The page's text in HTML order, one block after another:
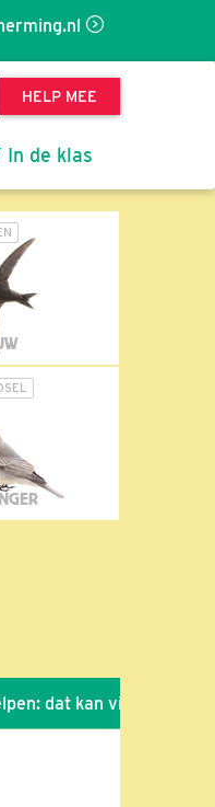
HELP MEE
In de klas
kan via de link!